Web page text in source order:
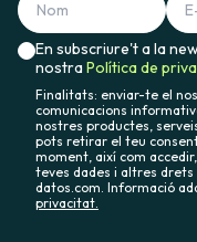
En subscriure't a la
nostraPolítica de
Finalitats: enviar-te el
comunicacions
nostres productes,
pots retirar el teu
moment, així com
teves dades i altres
datos.com. Informació
privacitat.